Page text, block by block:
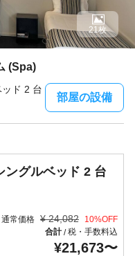
(Spa)
ド 2 台
部屋の設備
21枚
ングルベッド 2 台
通常価格 ¥ 24,082 10%OFF
合計/税・手数料込
¥21,673〜